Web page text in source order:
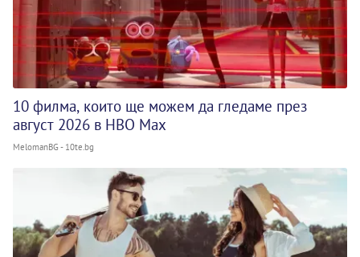
10 филма, които ще можем да гледаме през
август 2026 в HBO Max
MelomanBG - 10te.bg